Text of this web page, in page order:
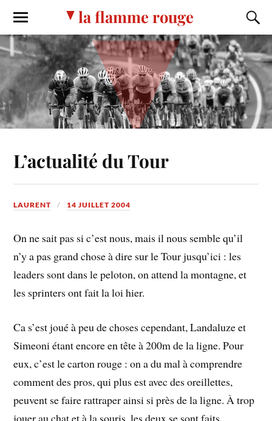
la flamme rouge
L’actualité du Tour
LAURENT 14 JUILLET 2004
On ne sait pas si c’est nous, mais il nous semble qu’il
n’y a pas grand chose à dire sur le Tour jusqu’ici : les
leaders sont dans le peloton, on attend la montagne, et
les sprinters ont fait la loi hier.
Ca s’est joué à peu de choses cependant, Landaluze et
Simeoni étant encore en tête à 200m de la ligne. Pour
eux, c’est le carton rouge : on a du mal à comprendre
comment des pros, qui plus est avec des oreillettes,
peuvent se faire rattraper ainsi si près de la ligne. À trop
jouer au chat et à la souris, les deux se sont faits